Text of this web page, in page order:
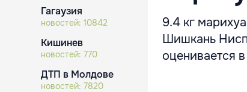
Гагаузия
новостей: 10842
Кишинев
новостей: 770
ДТП в Молдове
новостей: 7820
9.4 кг
Шишкань
оценивается